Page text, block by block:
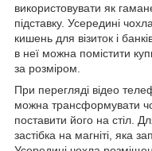
використовувати як
підставку. Усередині
кишень для візиток і
в неї можна помістити
за розміром.
При перегляді відео
можна трансформувати
поставити його на стіл.
застібка на магніті, яка